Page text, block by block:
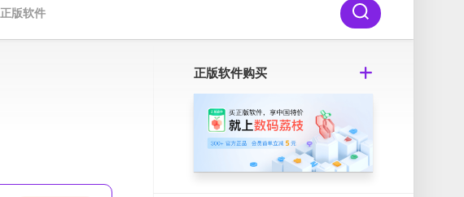
正版软件
正版软件购买